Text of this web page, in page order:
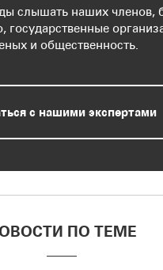
слышать наших членов,
государственные
и общественность.
с нашими экспертами
ПО ТЕМЕ